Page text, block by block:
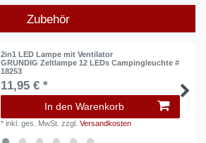
Zubehör
2in1 LED Lampe mit Ventilator
GRUNDIG Zeltlampe 12 LEDs Campingleuchte #
18253
11,95 € *
In den Warenkorb
*inkl. ges. MwSt. zzgl.Versandkosten